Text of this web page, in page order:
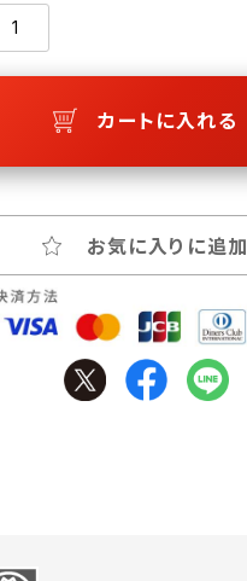
カートに入れる
お気に入りに追加